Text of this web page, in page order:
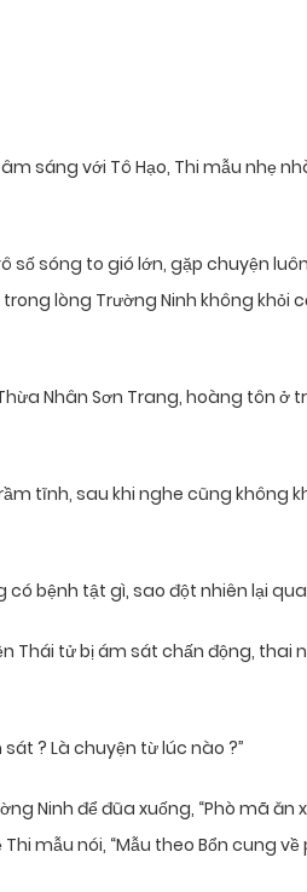
sáng với Tô Hạo, Thi mẫu nhẹ
sóng to gió lớn, gặp chuyện
lòng Trường Ninh không khỏi
Nhân Sơn Trang, hoàng tôn ở
tĩnh, sau khi nghe cũng không
có bệnh tật gì, sao đột nhiên lại qua
Thái tử bị ám sát chấn động, thai
sát ? Là chuyện từ lúc nào ?”
Ninh để đũa xuống, “Phò mã
mẫu nói, “Mẫu theo Bổn cung